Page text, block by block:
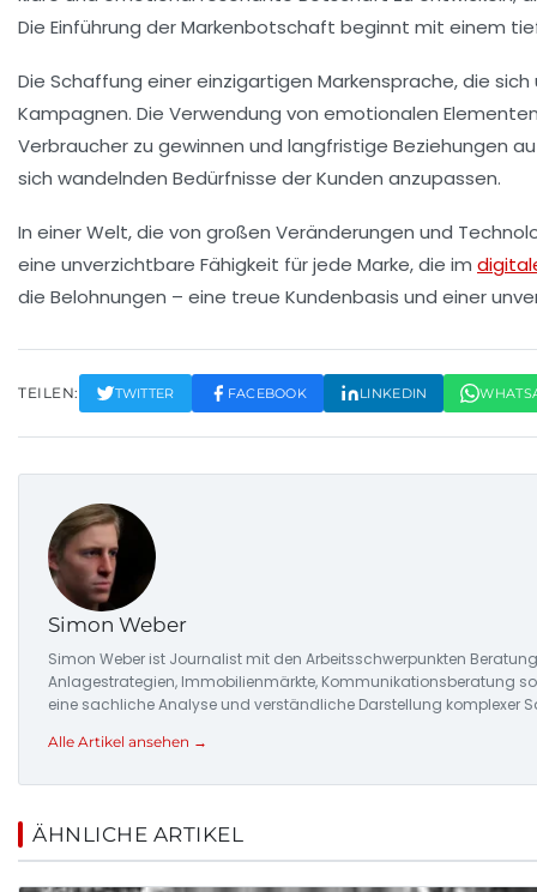
Die Einführung der Markenbotschaft beginnt mit einem
Die Schaffung einer einzigartigen Markensprache, die
Kampagnen. Die Verwendung von emotionalen
Verbraucher zu gewinnen und langfristige Beziehungen
sich wandelnden Bedürfnisse der Kunden anzupassen.
In einer Welt, die von großen Veränderungen und
eine unverzichtbare Fähigkeit für jede Marke, die im
die Belohnungen – eine treue Kundenbasis und einer
TEILEN: TWITTER FACEBOOK LINKEDIN
Simon Weber
Simon Weber ist Journalist mit den Arbeitsschwerpunkten
Anlagestrategien, Immobilienmärkte, Kommunikationsberatung
eine sachliche Analyse und verständliche Darstellung komplexer
Alle Artikel ansehen →
ÄHNLICHE ARTIKEL